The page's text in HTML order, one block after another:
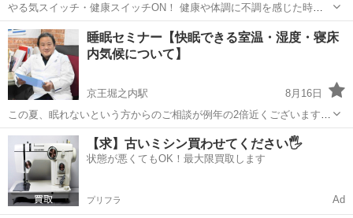
やる気スイッチ・健康スイッチON！ 健康や体調に不調を感じた時、
「自律神経やられてるんじゃない？」と言われたり、健康雑誌やSNS
動画でも特集が組まれたり、何かと話題になっている「自律神経」。
体・心の健康に大きな...
東京 八王子市 八王子駅 その他 へそ
睡眠セミナー【快眠できる室温・湿度・寝床
内気候について】
京王堀之内駅
8月16日
この夏、眠れないという方からのご相談が例年の2倍近くございます。
不眠の問題は人それぞれであなたが何が原因で眠れないのか知った上
で取り組まないと改善されません。 絶対に流行りではやらないでくだ
さい。 ましてやお薬で...
東京 八王子市 京王堀之内駅 美容健康 メタトロン
【求】古いミシン買わせてください🖐️
状態が悪くてもOK！最大限買取します
プリフラ Ad